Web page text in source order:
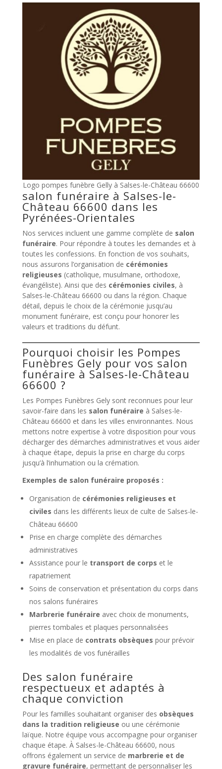
Logo pompes funèbre Gelly à Salses-le-Château 66600
salon funéraire à Salses-le-
Château 66600 dans les
Pyrénées-Orientales
Nos services incluent une gamme complète de salon
funéraire. Pour répondre à toutes les demandes et à
toutes les confessions. En fonction de vos souhaits,
nous assurons l’organisation de cérémonies
religieuses (catholique, musulmane, orthodoxe,
évangéliste). Ainsi que des cérémonies civiles, à
Salses-le-Château 66600 ou dans la région. Chaque
détail, depuis le choix de la cérémonie jusqu’au
monument funéraire, est conçu pour honorer les
valeurs et traditions du défunt.
Pourquoi choisir les Pompes
Funèbres Gely pour vos salon
funéraire à Salses-le-Château
66600 ?
Les Pompes Funèbres Gely sont reconnues pour leur
savoir-faire dans les salon funéraire à Salses-le-
Château 66600 et dans les villes environnantes. Nous
mettons notre expertise à votre disposition pour vous
décharger des démarches administratives et vous aider
à chaque étape, depuis la prise en charge du corps
jusqu’à l’inhumation ou la crémation.
Exemples de salon funéraire proposés :
Organisation de cérémonies religieuses et
civiles dans les différents lieux de culte de Salses-le-
Château 66600
Prise en charge complète des démarches
administratives
Assistance pour le transport de corps et le
rapatriement
Soins de conservation et présentation du corps dans
nos salons funéraires
Marbrerie funéraire avec choix de monuments,
pierres tombales et plaques personnalisées
Mise en place de contrats obsèques pour prévoir
les modalités de vos funérailles
Des salon funéraire
respectueux et adaptés à
chaque conviction
Pour les familles souhaitant organiser des obsèques
dans la tradition religieuse ou une cérémonie
laïque. Notre équipe vous accompagne pour organiser
chaque étape. À Salses-le-Château 66600, nous
offrons également un service de marbrerie et de
gravure funéraire, permettant de personnaliser les